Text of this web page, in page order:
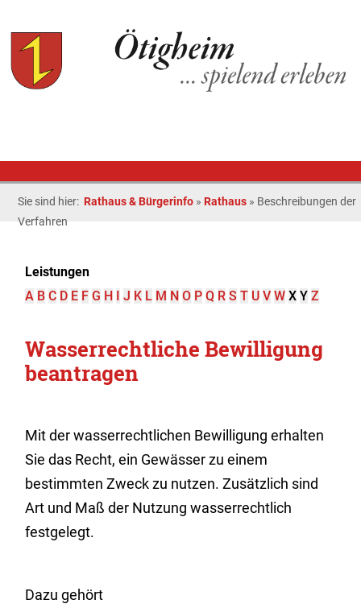
Sie sind hier: Rathaus & Bürgerinfo » Rathaus » Beschreibungen der
Verfahren
Leistungen
A B C D E F G H I J K L M N O P Q R S T U V W X Y Z
Wasserrechtliche Bewilligung
beantragen
Mit der wasserrechtlichen Bewilligung erhalten
Sie das Recht, ein Gewässer zu einem
bestimmten Zweck zu nutzen. Zusätzlich sind
Art und Maß der Nutzung wasserrechtlich
festgelegt.
Dazu gehört